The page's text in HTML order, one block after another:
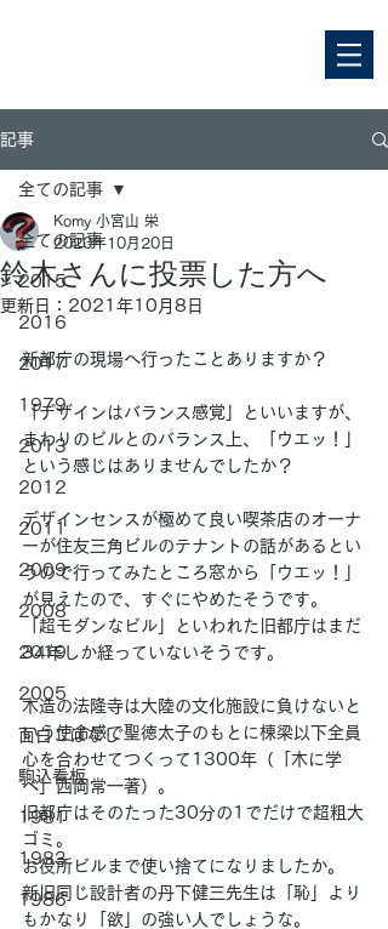
記事
全ての記事
2015
2016
2017
1979
2013
2012
2011
2009
2008
2019
2005
面白こばなし
駒込看板
1981
1983
1986
全ての記事
鈴木さんに投票した方へ
Komy 小宮山 栄
2020年10月20日
更新日： 2021年10月8日
新都庁の現場へ行ったことありますか？
「デザインはバランス感覚」といいますが、
まわりのビルとのバランス上、「ウエッ！」
という感じはありませんでしたか？
デザインセンスが極めて良い喫茶店のオーナ
ーが住友三角ビルのテナントの話があるとい
うので行ってみたところ窓から「ウエッ！」
が見えたので、すぐにやめたそうです。
「超モダンなビル」といわれた旧都庁はまだ
34年しか経っていないそうです。
木造の法隆寺は大陸の文化施設に負けないと
いう使命感で聖徳太子のもとに棟梁以下全員
心を合わせてつくって1300年（「木に学
べ」西岡常一著）。
旧都庁はそのたった30分の1でだけで超粗大
ゴミ。
お役所ビルまで使い捨てになりましたか。
新旧同じ設計者の丹下健三先生は「恥」より
もかなり「欲」の強い人でしょうな。